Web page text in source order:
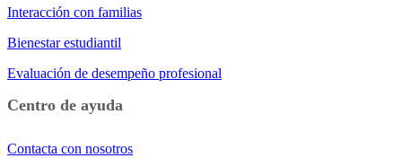
Interacción con familias
Bienestar estudiantil
Evaluación de desempeño profesional
Centro de ayuda
Contacta con nosotros